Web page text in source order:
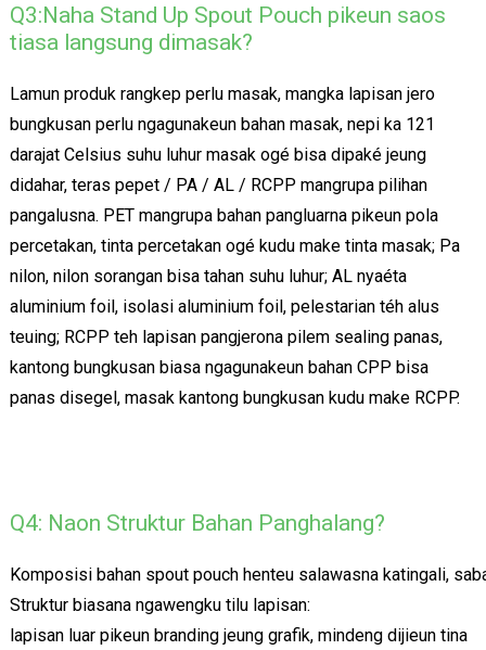
Q3:Naha Stand Up Spout Pouch pikeun saos
tiasa langsung dimasak?
Lamun produk rangkep perlu masak, mangka lapisan jero
bungkusan perlu ngagunakeun bahan masak, nepi ka 121
darajat Celsius suhu luhur masak ogé bisa dipaké jeung
didahar, teras pepet / PA / AL / RCPP mangrupa pilihan
pangalusna. PET mangrupa bahan pangluarna pikeun pola
percetakan, tinta percetakan ogé kudu make tinta masak; Pa
nilon, nilon sorangan bisa tahan suhu luhur; AL nyaéta
aluminium foil, isolasi aluminium foil, pelestarian téh alus
teuing; RCPP teh lapisan pangjerona pilem sealing panas,
kantong bungkusan biasa ngagunakeun bahan CPP bisa
panas disegel, masak kantong bungkusan kudu make RCPP.
Q4: Naon Struktur Bahan Panghalang?
Komposisi bahan spout pouch henteu salawasna katingali,
Struktur biasana ngawengku tilu lapisan:
lapisan luar pikeun branding jeung grafik, mindeng dijieun tina